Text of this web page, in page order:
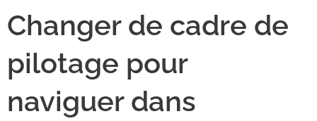
Changer de cadre de
pilotage pour
naviguer dans